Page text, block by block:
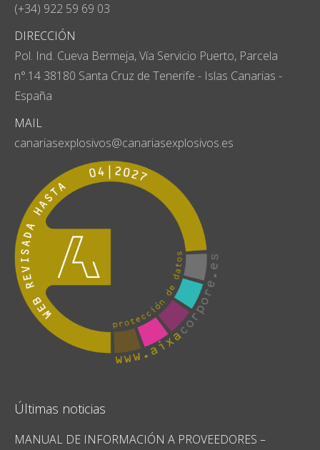
(+34) 922 59 69 03
DIRECCIÓN
Pol. Ind. Cueva Bermeja, Vía Servicio Puerto, Parcela
n°.14 38180 Santa Cruz de Tenerife - Islas Canarias -
España
MAIL
canariasexplosivos@canariasexplosivos.es
Últimas noticias
MANUAL DE INFORMACIÓN A PROVEEDORES –